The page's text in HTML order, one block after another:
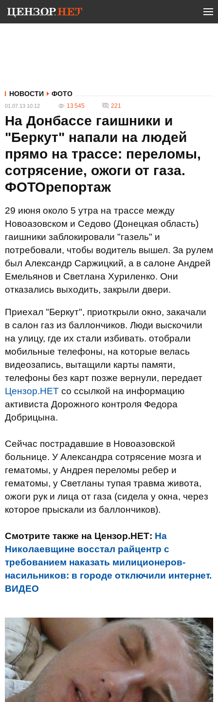
НОВОСТИ ФОТО
01.07.13 10:12 13 545 221
На Донбассе гаишники и
"Беркут" напали на людей
прямо на трассе: переломы,
сотрясение, ожоги от газа.
ФОТОрепортаж
29 июня около 5 утра на трассе между
Новоазовском и Седово (Донецкая область)
гаишники заблокировали "газель" и
потребовали, чтобы водитель вышел. За рулем
был Александр Саржицкий, а в салоне Андрей
Емельянов и Светлана Хуриленко. Они
отказались выходить, закрыли двери.
Приехал "Беркут", приоткрыли окно, закачали
в салон газ из баллончиков. Люди выскочили
на улицу, где их стали избивать. отобрали
мобильные телефоны, на которые велась
видеозапись, вытащили карты памяти,
телефоны без карт позже вернули, передает
Цензор.НЕТ со ссылкой на информацию
активиста Дорожного контроля Федора
Добрицына.
Сейчас пострадавшие в Новоазовской
больнице. У Александра сотрясение мозга и
гематомы, у Андрея переломы ребер и
гематомы, у Светланы тупая травма живота,
ожоги рук и лица от газа (сидела у окна, через
которое прыскали из баллончиков).
Смотрите также на Цензор.НЕТ: На
Николаевщине восстал райцентр с
требованием наказать милиционеров-
насильников: в городе отключили интернет.
ВИДЕО